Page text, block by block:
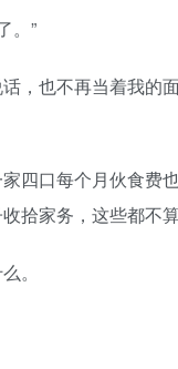
。”
也不再当着我的
口每个月伙食费
拾家务，这些都不
。